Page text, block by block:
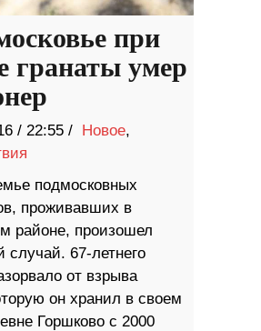
при
гранаты умер
/ 22:55 / Новое,
подмосковных
проживавших в
районе, произошел
случай. 67-летнего
от взрыва
он хранил в своем
Горшково с 2000